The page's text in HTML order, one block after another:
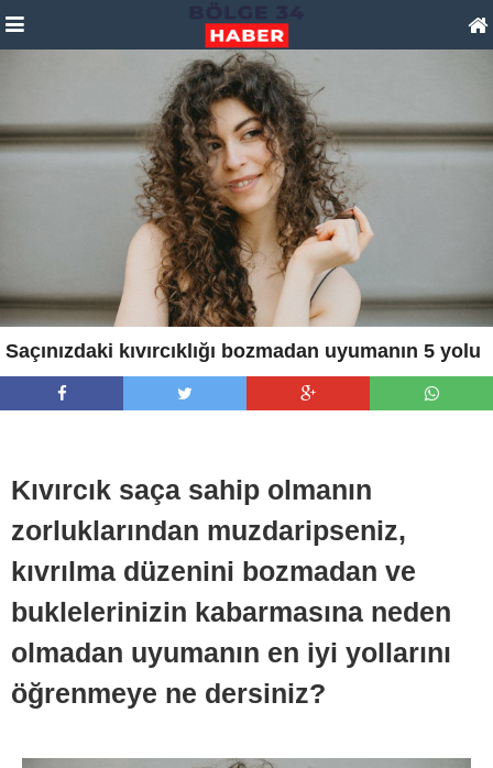
Saçınızdaki kıvırcıklığı bozmadan uyumanın 5 yolu
Kıvırcık saça sahip olmanın
zorluklarından muzdaripseniz,
kıvrılma düzenini bozmadan ve
buklelerinizin kabarmasına neden
olmadan uyumanın en iyi yollarını
öğrenmeye ne dersiniz?